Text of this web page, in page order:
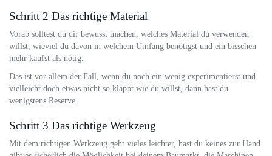
Schritt 2 Das richtige Material
Vorab solltest du dir bewusst machen, welches Material du verwenden
willst, wieviel du davon in welchem Umfang benötigst und ein bisschen
mehr kaufst als nötig.
Das ist vor allem der Fall, wenn du noch ein wenig experimentierst und
vielleicht doch etwas nicht so klappt wie du willst, dann hast du
wenigstens Reserve.
Schritt 3 Das richtige Werkzeug
Mit dem richtigen Werkzeug geht vieles leichter, hast du keines zur Hand